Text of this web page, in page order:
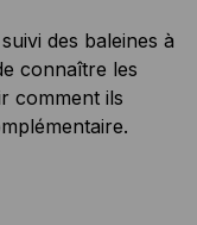
des baleines à
connaître les
comment ils